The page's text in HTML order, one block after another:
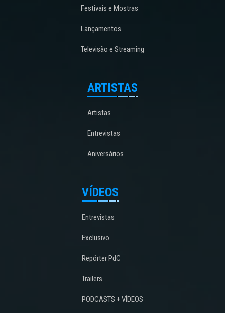
Festivais e Mostras
Lançamentos
Televisão e Streaming
ARTISTAS
Artistas
Entrevistas
Aniversários
VÍDEOS
Entrevistas
Exclusivo
Repórter PdC
Trailers
PODCASTS + VÍDEOS